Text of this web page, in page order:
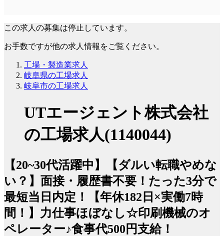
この求人の募集は停止しています。
お手数ですが他の求人情報をご覧ください。
工場・製造業求人
岐阜県の工場求人
岐阜市の工場求人
UTエージェント株式会社
の工場求人(1140044)
【20~30代活躍中】【ダルい転職やめな
い？】面接・履歴書不要！たった3分で
最短当日内定！【年休182日×実働7時
間！】力仕事ほぼなし☆印刷機械のオ
ペレーター♪食事代500円支給！